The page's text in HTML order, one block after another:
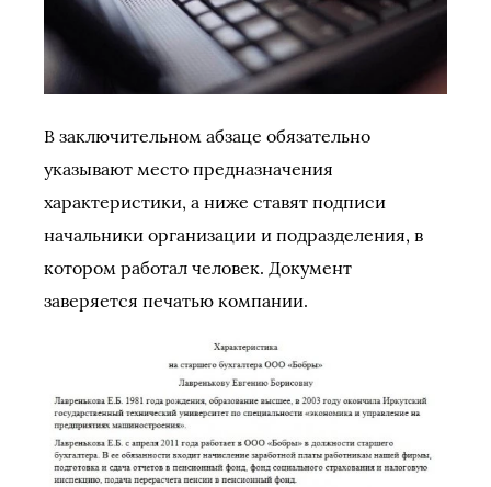
В заключительном абзаце обязательно
указывают место предназначения
характеристики, а ниже ставят подписи
начальники организации и подразделения, в
котором работал человек. Документ
заверяется печатью компании.